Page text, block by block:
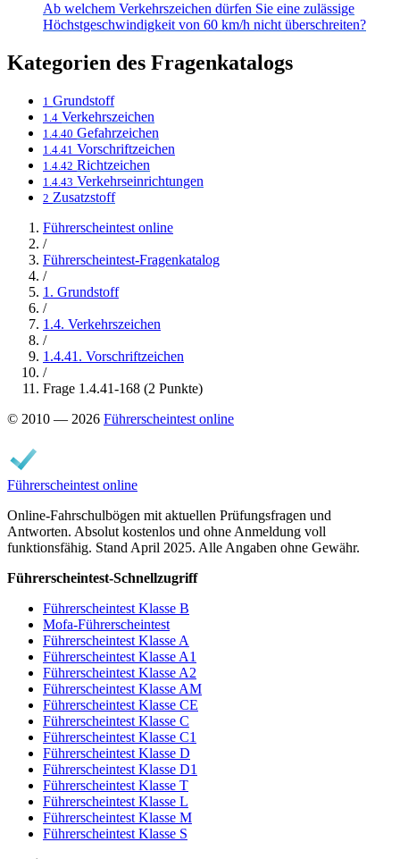
Ab welchem Verkehrszeichen dürfen Sie eine zulässige
Höchstgeschwindigkeit von 60 km/h nicht überschreiten?
Kategorien des Fragenkatalogs
1 Grundstoff
1.4 Verkehrszeichen
1.4.40 Gefahrzeichen
1.4.41 Vorschriftzeichen
1.4.42 Richtzeichen
1.4.43 Verkehrseinrichtungen
2 Zusatzstoff
Führerscheintest online
/
Führerscheintest-Fragenkatalog
/
1. Grundstoff
/
1.4. Verkehrszeichen
/
1.4.41. Vorschriftzeichen
/
Frage 1.4.41-168 (2 Punkte)
© 2010 — 2026 Führerscheintest online
Führerscheintest online
Online-Fahrschulbögen mit aktuellen Prüfungsfragen und
Antworten. Absolut kostenlos und ohne Anmeldung voll
funktionsfähig. Stand April 2025. Alle Angaben ohne Gewähr.
Führerscheintest-Schnellzugriff
Führerscheintest Klasse B
Mofa-Führerscheintest
Führerscheintest Klasse A
Führerscheintest Klasse A1
Führerscheintest Klasse A2
Führerscheintest Klasse AM
Führerscheintest Klasse CE
Führerscheintest Klasse C
Führerscheintest Klasse C1
Führerscheintest Klasse D
Führerscheintest Klasse D1
Führerscheintest Klasse T
Führerscheintest Klasse L
Führerscheintest Klasse M
Führerscheintest Klasse S